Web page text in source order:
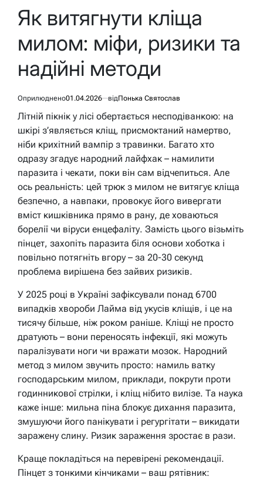
Як витягнути кліща
милом: міфи, ризики та
надійні методи
Оприлюднено01.04.2026 відПонька Святослав
Літній пікнік у лісі обертається несподіванкою: на
шкірі з’являється кліщ, присмоктаний намертво,
ніби крихітний вампір з травинки. Багато хто
одразу згадує народний лайфхак – намилити
паразита і чекати, поки він сам відчепиться. Але
ось реальність: цей трюк з милом не витягує кліща
безпечно, а навпаки, провокує його вивергати
вміст кишківника прямо в рану, де ховаються
борелії чи віруси енцефаліту. Замість цього візьміть
пінцет, захопіть паразита біля основи хоботка і
повільно потягніть вгору – за 20-30 секунд
проблема вирішена без зайвих ризиків.
У 2025 році в Україні зафіксували понад 6700
випадків хвороби Лайма від укусів кліщів, і це на
тисячу більше, ніж роком раніше. Кліщі не просто
дратують – вони переносять інфекції, які можуть
паралізувати ноги чи вражати мозок. Народний
метод з милом звучить просто: намиль ватку
господарським милом, приклади, покрути проти
годинникової стрілки, і кліщ нібито вилізе. Та наука
каже інше: мильна піна блокує дихання паразита,
змушуючи його панікувати і регургітати – викидати
заражену слину. Ризик зараження зростає в рази.
Краще покладіться на перевірені рекомендації.
Пінцет з тонкими кінчиками – ваш рятівник: